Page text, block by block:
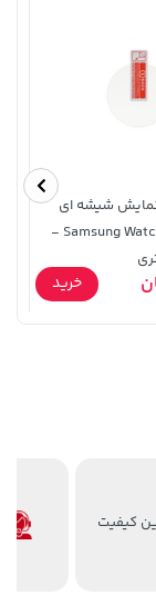
خرید
شیشه ای
Samsung Watch 7 / Watch 8 -
خرید
کیفیت